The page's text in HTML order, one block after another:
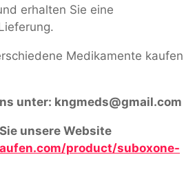
erhalten Sie eine
Medikamente kaufen
unter: kngmeds@gmail.com
unsere Website
product/suboxone-